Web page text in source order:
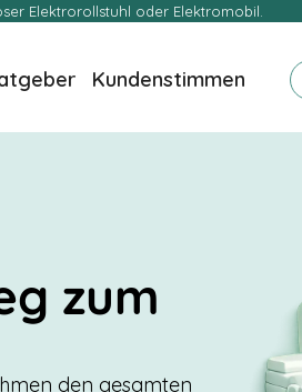
Elektrorollstuhl oder Elektromobil.
Kundenstimmen
zum
den gesamten